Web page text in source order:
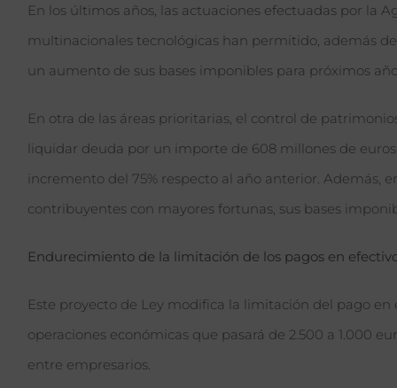
En los últimos años, las actuaciones efectuadas por la
multinacionales tecnológicas han permitido, además
un aumento de sus bases imponibles para próximos
En otra de las áreas prioritarias, el control de
liquidar deuda por un importe de 608 millones de
incremento del 75% respecto al año anterior. Además,
contribuyentes con mayores fortunas, sus bases
Endurecimiento de la limitación de los pagos en
Este proyecto de Ley modifica la limitación del pago
operaciones económicas que pasará de 2.500 a 1.000
entre empresarios.